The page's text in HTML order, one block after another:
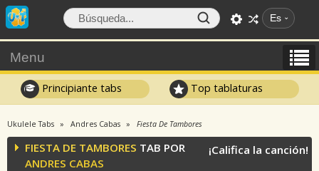
Es
Menu
Principiante tabs Top tablaturas
Ukulele Tabs Andres Cabas Fiesta De Tambores
FIESTA DE TAMBORES TAB POR
ANDRES CABAS
¡Califica la canción!